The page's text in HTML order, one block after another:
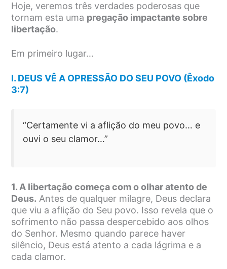
Hoje, veremos três verdades poderosas que
tornam esta uma pregação impactante sobre
libertação.
Em primeiro lugar…
I. DEUS VÊ A OPRESSÃO DO SEU POVO (Êxodo
3:7)
“Certamente vi a aflição do meu povo… e
ouvi o seu clamor…”
1. A libertação começa com o olhar atento de
Deus. Antes de qualquer milagre, Deus declara
que viu a aflição do Seu povo. Isso revela que o
sofrimento não passa despercebido aos olhos
do Senhor. Mesmo quando parece haver
silêncio, Deus está atento a cada lágrima e a
cada clamor.